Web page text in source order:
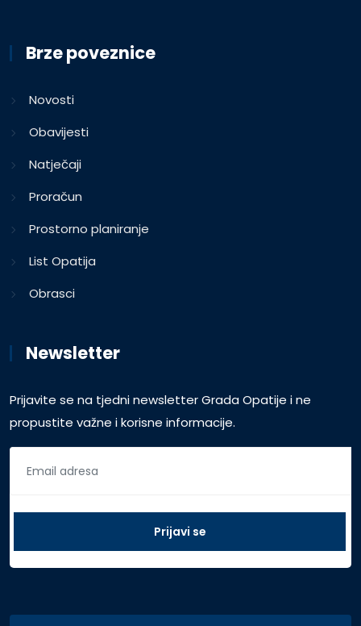
Brze poveznice
Novosti
Obavijesti
Natječaji
Proračun
Prostorno planiranje
List Opatija
Obrasci
Newsletter
Prijavite se na tjedni newsletter Grada Opatije i ne
propustite važne i korisne informacije.